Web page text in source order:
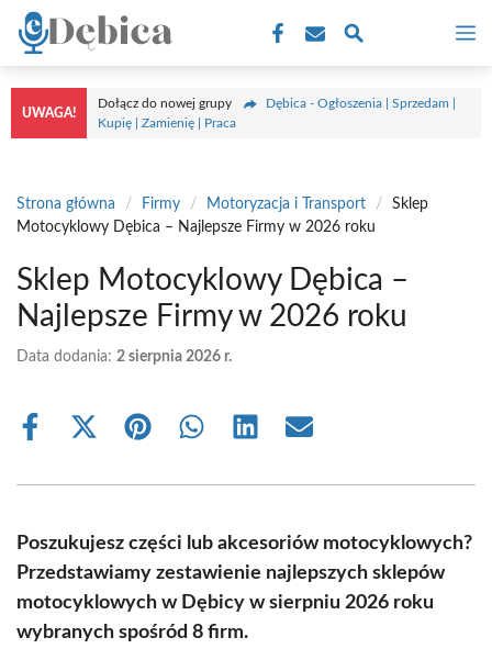
Przejdź
treści
UWAGA!
Dołącz do nowej grupy
Dębica - Ogłoszenia | Sprzedam |
Kupię | Zamienię | Praca
Strona główna / Firmy / Motoryzacja i Transport /
Sklep
Motocyklowy Dębica – Najlepsze Firmy w 2026 roku
Sklep Motocyklowy Dębica –
Najlepsze Firmy w 2026 roku
Data dodania: 2 sierpnia 2026 r.
Share
Share
(Twitter)
Share Share Share Share
Poszukujesz części lub akcesoriów motocyklowych?
Przedstawiamy zestawienie najlepszych sklepów
motocyklowych w Dębicy w sierpniu 2026 roku
wybranych spośród 8 firm.